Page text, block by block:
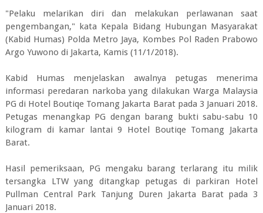
"Pelaku melarikan diri dan melakukan perlawanan saat
pengembangan," kata Kepala Bidang Hubungan Masyarakat
(Kabid Humas) Polda Metro Jaya, Kombes Pol Raden Prabowo
Argo Yuwono di Jakarta, Kamis (11/1/2018).
Kabid Humas menjelaskan awalnya petugas menerima
informasi peredaran narkoba yang dilakukan Warga Malaysia
PG di Hotel Boutiqe Tomang Jakarta Barat pada 3 Januari 2018.
Petugas menangkap PG dengan barang bukti sabu-sabu 10
kilogram di kamar lantai 9 Hotel Boutiqe Tomang Jakarta
Barat.
Hasil pemeriksaan, PG mengaku barang terlarang itu milik
tersangka LTW yang ditangkap petugas di parkiran Hotel
Pullman Central Park Tanjung Duren Jakarta Barat pada 3
Januari 2018.